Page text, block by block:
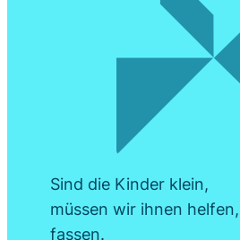
Sind die Kinder klein,
müssen wir ihnen
fassen.